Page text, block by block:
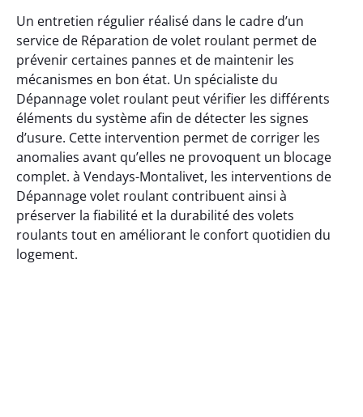
Un entretien régulier réalisé dans le cadre d’un
service de Réparation de volet roulant permet de
prévenir certaines pannes et de maintenir les
mécanismes en bon état. Un spécialiste du
Dépannage volet roulant peut vérifier les différents
éléments du système afin de détecter les signes
d’usure. Cette intervention permet de corriger les
anomalies avant qu’elles ne provoquent un blocage
complet. à Vendays-Montalivet, les interventions de
Dépannage volet roulant contribuent ainsi à
préserver la fiabilité et la durabilité des volets
roulants tout en améliorant le confort quotidien du
logement.